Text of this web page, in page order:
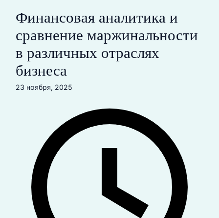
Финансовая аналитика и
сравнение маржинальности
в различных отраслях
бизнеса
23 ноября, 2025